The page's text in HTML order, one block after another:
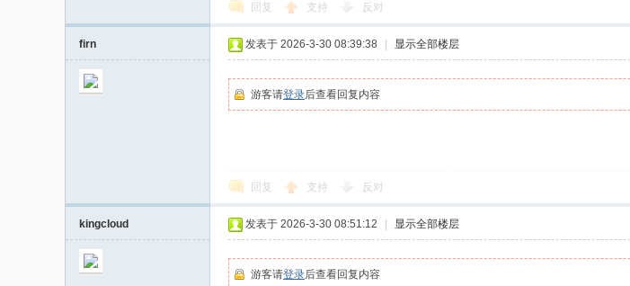
回复 支持 反对
firn 发表于 2026-3-30 08:39:38 显示全部楼层
游客请登录后查看回复内容
回复 支持 反对
kingcloud 发表于 2026-3-30 08:51:12 显示全部楼层
游客请登录后查看回复内容